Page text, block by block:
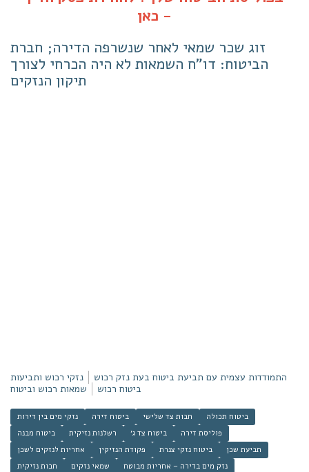
- כאן
זוג שכר שמאי לאחר שנשרפה הדירה; חברת
הביטוח: דו"ח השמאות לא היה הכרחי לצורך
תיקון הנזקים
התמודדות עצמית עם תביעת ביטוח בעת נזק רכוש
נזקי רכוש ותביעות
ביטוח רכוש
שמאות רכוש וביטוח
נזקי מים בין דירות ביטוח דירה חבות צד שלישי
ביטוח תכולה
ביטוח מבנה
רשלנות נזיקית ביטוח צד ג׳
פוליסת דירה
אחריות לנזקים לשכן
פקודת הנזיקין ביטוח נזקי צנרת
תביעת שכן
חבות נזיקית
שמאי נזקים נזק מים בדירה – אחריות מבוטח